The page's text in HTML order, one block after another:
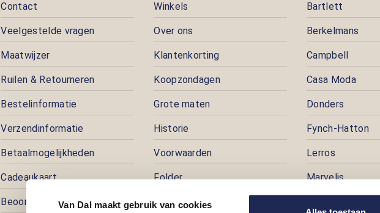
Van Dal maakt gebruik van cookies
Contact
Veelgestelde vragen
Maatwijzer
Ruilen & Retourneren
Bestelinformatie
Verzendinformatie
Betaalmogelijkheden
Cadeaukaart
Beoordelingen
Winkels
Over ons
Klantenkorting
Koopzondagen
Grote maten
Historie
Voorwaarden
Folder
Pers
Bartlett
Berkelmans
Campbell
Casa Moda
Donders
Fynch-Hatton
Lerros
Marvelis